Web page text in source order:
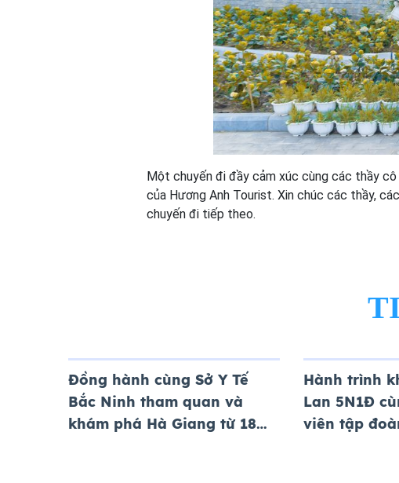
Một chuyến đi đầy cảm xúc cùng các thầy
của Hương Anh Tourist. Xin chúc các thầy,
chuyến đi tiếp theo.
Đồng hành cùng Sở Y Tế
Bắc Ninh tham quan và
khám phá Hà Giang từ 18
Hành trình
Lan 5N1Đ
viên tập